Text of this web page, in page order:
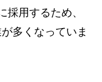
採用するため、
多くなっていま